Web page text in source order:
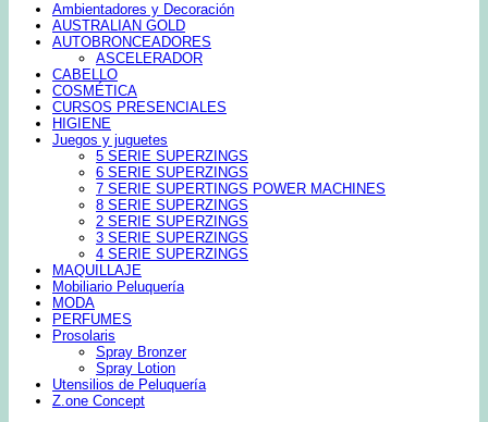
Ambientadores y Decoración
AUSTRALIAN GOLD
AUTOBRONCEADORES
ASCELERADOR
CABELLO
COSMÉTICA
CURSOS PRESENCIALES
HIGIENE
Juegos y juguetes
5 SERIE SUPERZINGS
6 SERIE SUPERZINGS
7 SERIE SUPERTINGS POWER MACHINES
8 SERIE SUPERZINGS
2 SERIE SUPERZINGS
3 SERIE SUPERZINGS
4 SERIE SUPERZINGS
MAQUILLAJE
Mobiliario Peluquería
MODA
PERFUMES
Prosolaris
Spray Bronzer
Spray Lotion
Utensilios de Peluquería
Z.one Concept